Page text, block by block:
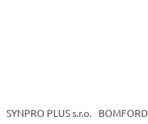
SYNPRO PLUS s.r.o. BOMFORD